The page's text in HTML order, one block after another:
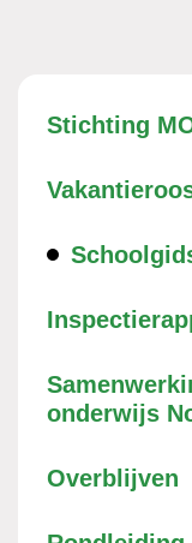
Stichting
onderwijs
Overblijven